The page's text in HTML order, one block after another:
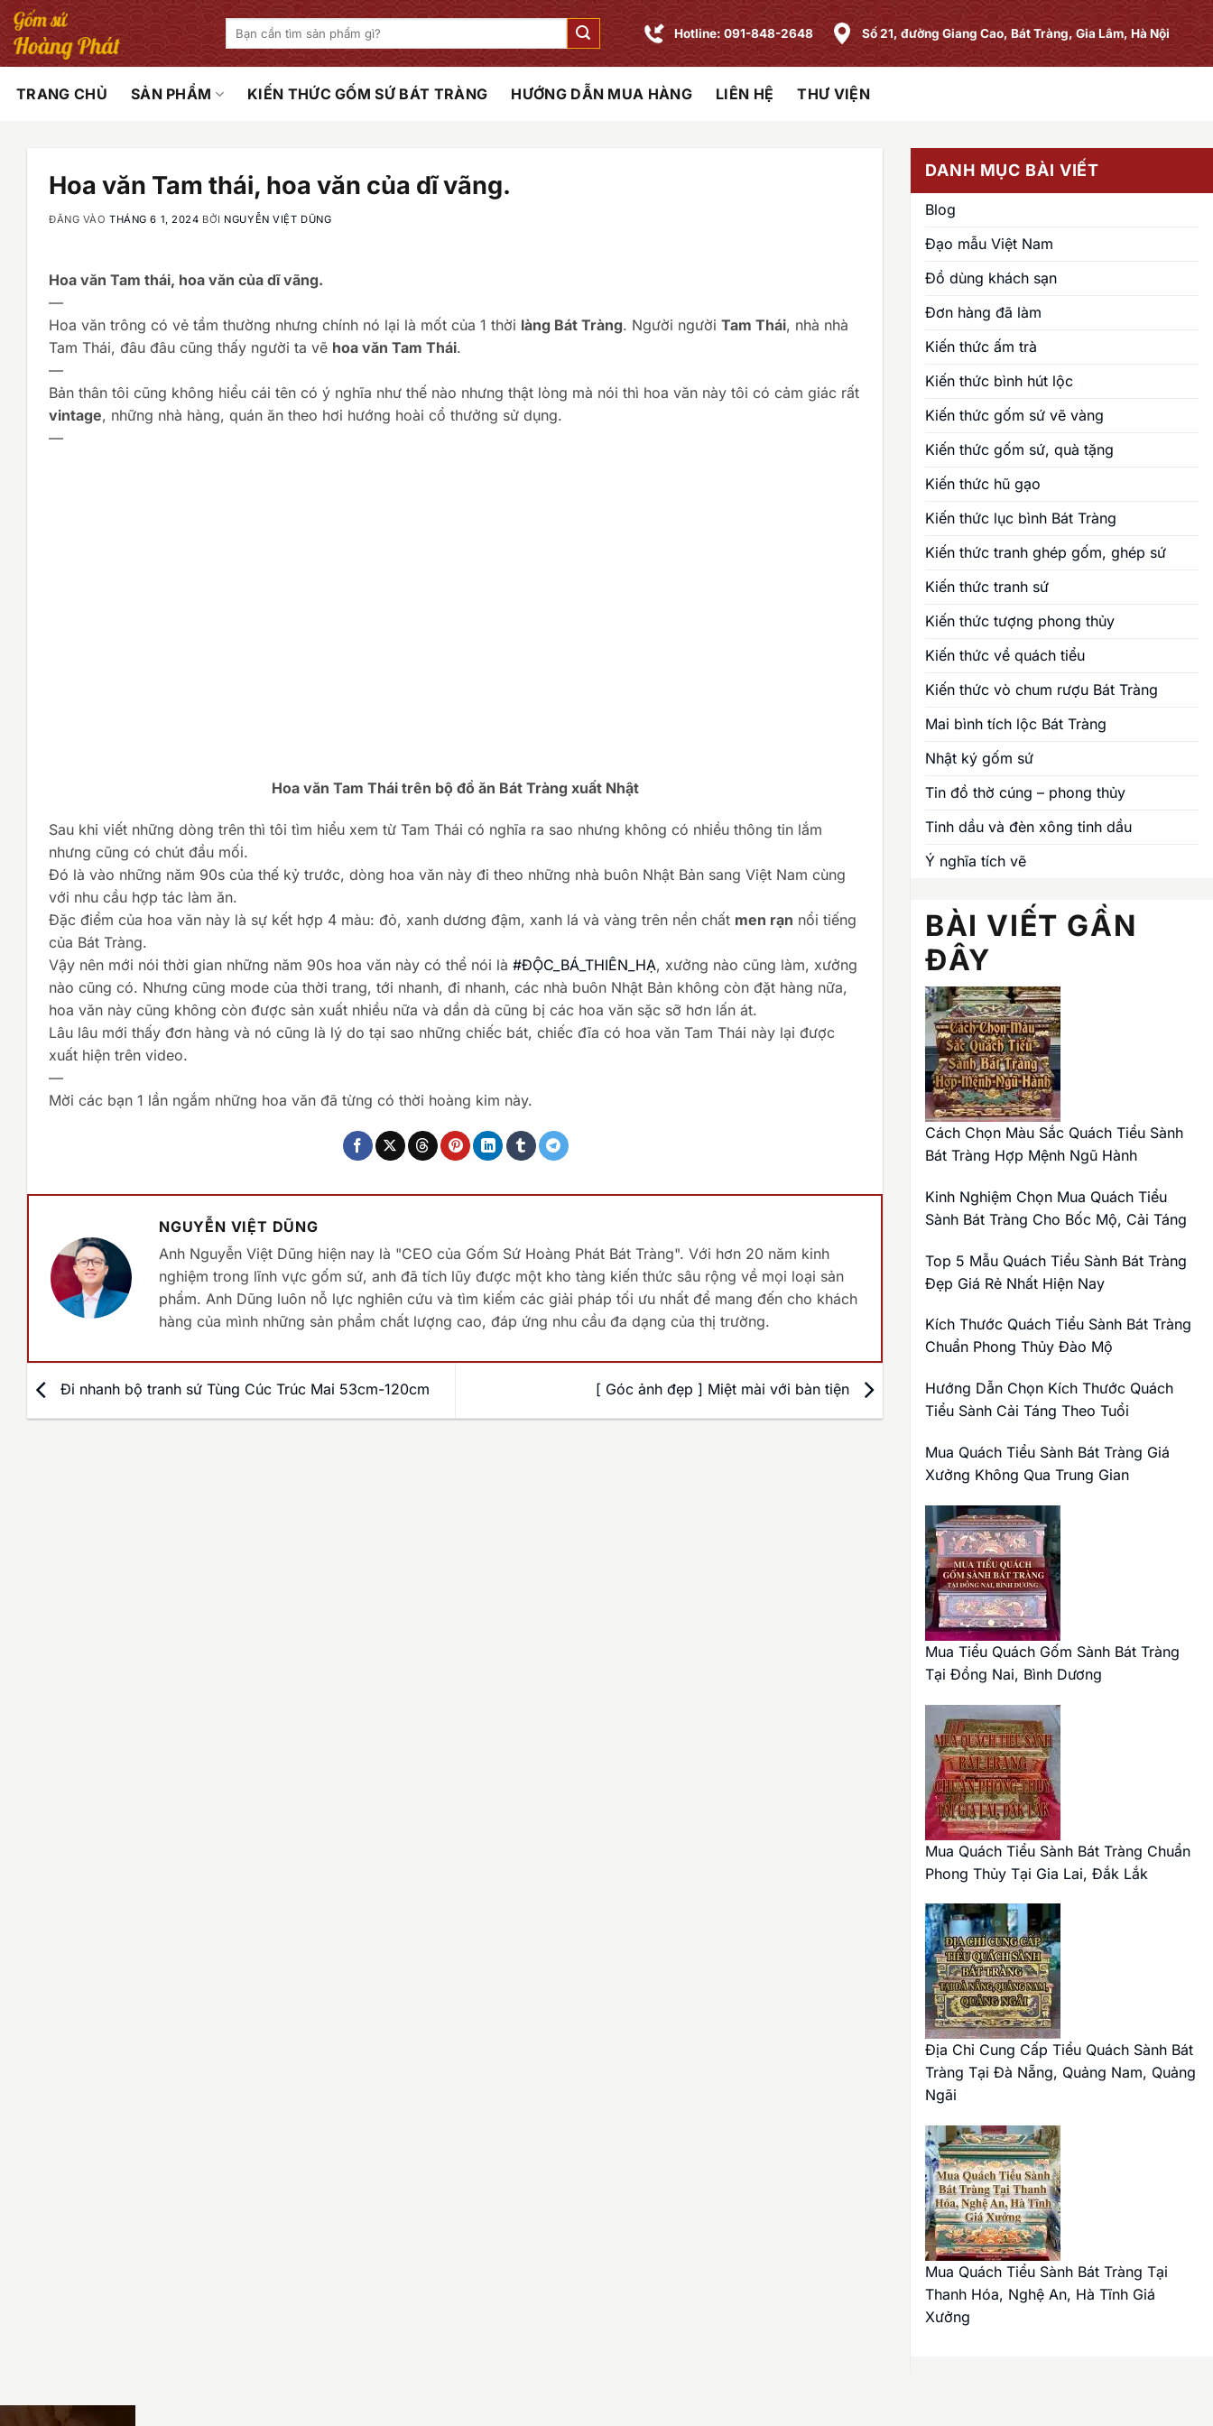
Bỏ
qua
nội
Tìm
kiếm:
Hotline: 091-848-2648 Số 21, đường Giang Cao, Bát Tràng, Gia Lâm, Hà Nội
TRANG CHỦ SẢN PHẨM KIẾN THỨC GỐM SỨ BÁT TRÀNG HƯỚNG DẪN MUA HÀNG LIÊN HỆ THƯ VIỆN
Hoa văn Tam thái, hoa văn của dĩ vãng.
ĐĂNG VÀOTHÁNG 6 1, 2024 BỞI NGUYỄN VIỆT DŨNG
Hoa văn Tam thái, hoa văn của dĩ vãng.
—
Hoa văn trông có vẻ tầm thường nhưng chính nó lại là mốt của 1 thời làng Bát Tràng. Người người Tam Thái, nhà nhà
Tam Thái, đâu đâu cũng thấy người ta vẽ hoa văn Tam Thái.
—
Bản thân tôi cũng không hiểu cái tên có ý nghĩa như thế nào nhưng thật lòng mà nói thì hoa văn này tôi có cảm giác rất
vintage, những nhà hàng, quán ăn theo hơi hướng hoài cổ thưởng sử dụng.
—
Hoa văn Tam Thái trên bộ đồ ăn Bát Tràng xuất Nhật
Sau khi viết những dòng trên thì tôi tìm hiểu xem từ Tam Thái có nghĩa ra sao nhưng không có nhiều thông tin lắm
nhưng cũng có chút đầu mối.
Đó là vào những năm 90s của thế kỷ trước, dòng hoa văn này đi theo những nhà buôn Nhật Bản sang Việt Nam cùng
với nhu cầu hợp tác làm ăn.
Đặc điểm của hoa văn này là sự kết hợp 4 màu: đỏ, xanh dương đậm, xanh lá và vàng trên nền chất men rạn nổi tiếng
của Bát Tràng.
Vậy nên mới nói thời gian những năm 90s hoa văn này có thể nói là #ĐỘC_BÁ_THIÊN_HẠ, xưởng nào cũng làm, xưởng
nào cũng có. Nhưng cũng mode của thời trang, tới nhanh, đi nhanh, các nhà buôn Nhật Bản không còn đặt hàng nữa,
hoa văn này cũng không còn được sản xuất nhiều nữa và dần dà cũng bị các hoa văn sặc sỡ hơn lấn át.
Lâu lâu mới thấy đơn hàng và nó cũng là lý do tại sao những chiếc bát, chiếc đĩa có hoa văn Tam Thái này lại được
xuất hiện trên video.
—
Mời các bạn 1 lần ngắm những hoa văn đã từng có thời hoàng kim này.
NGUYỄN VIỆT DŨNG
Anh Nguyễn Việt Dũng hiện nay là "CEO của Gốm Sứ Hoàng Phát Bát Tràng". Với hơn 20 năm kinh
nghiệm trong lĩnh vực gốm sứ, anh đã tích lũy được một kho tàng kiến thức sâu rộng về mọi loại sản
phẩm. Anh Dũng luôn nỗ lực nghiên cứu và tìm kiếm các giải pháp tối ưu nhất để mang đến cho khách
hàng của mình những sản phẩm chất lượng cao, đáp ứng nhu cầu đa dạng của thị trường.
Đi nhanh bộ tranh sứ Tùng Cúc Trúc Mai 53cm-120cm [ Góc ảnh đẹp ] Miệt mài với bàn tiện
DANH MỤC BÀI VIẾT
Blog
Đạo mẫu Việt Nam
Đồ dùng khách sạn
Đơn hàng đã làm
Kiến thức ấm trà
Kiến thức bình hút lộc
Kiến thức gốm sứ vẽ vàng
Kiến thức gốm sứ, quà tặng
Kiến thức hũ gạo
Kiến thức lục bình Bát Tràng
Kiến thức tranh ghép gốm, ghép sứ
Kiến thức tranh sứ
Kiến thức tượng phong thủy
Kiến thức về quách tiểu
Kiến thức vò chum rượu Bát Tràng
Mai bình tích lộc Bát Tràng
Nhật ký gốm sứ
Tin đồ thờ cúng – phong thủy
Tinh dầu và đèn xông tinh dầu
Ý nghĩa tích vẽ
BÀI VIẾT GẦN
ĐÂY
Cách Chọn Màu Sắc Quách Tiểu Sành
Bát Tràng Hợp Mệnh Ngũ Hành
Kinh Nghiệm Chọn Mua Quách Tiểu
Sành Bát Tràng Cho Bốc Mộ, Cải Táng
Top 5 Mẫu Quách Tiểu Sành Bát Tràng
Đẹp Giá Rẻ Nhất Hiện Nay
Kích Thước Quách Tiểu Sành Bát Tràng
Chuẩn Phong Thủy Đào Mộ
Hướng Dẫn Chọn Kích Thước Quách
Tiểu Sành Cải Táng Theo Tuổi
Mua Quách Tiểu Sành Bát Tràng Giá
Xưởng Không Qua Trung Gian
Mua Tiểu Quách Gốm Sành Bát Tràng
Tại Đồng Nai, Bình Dương
Mua Quách Tiểu Sành Bát Tràng Chuẩn
Phong Thủy Tại Gia Lai, Đắk Lắk
Địa Chỉ Cung Cấp Tiểu Quách Sành Bát
Tràng Tại Đà Nẵng, Quảng Nam, Quảng
Ngãi
Mua Quách Tiểu Sành Bát Tràng Tại
Thanh Hóa, Nghệ An, Hà Tĩnh Giá
Xưởng